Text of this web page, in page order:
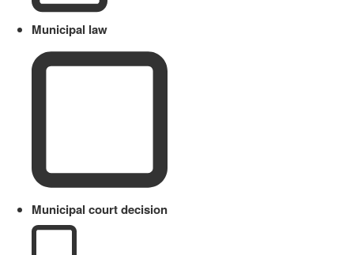
Municipal law
Municipal court decision